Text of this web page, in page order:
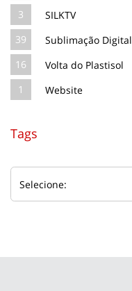
3
SILKTV
39
Sublimação Digital
16
Volta do Plastisol
1
Website
Tags